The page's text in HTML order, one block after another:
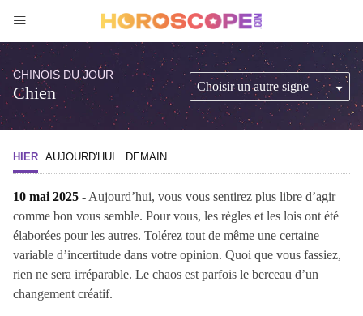
CHINOIS DU JOUR
Chien
HIER AUJOURD'HUI DEMAIN
10 mai 2025 - Aujourd’hui, vous vous sentirez plus libre d’agir
comme bon vous semble. Pour vous, les règles et les lois ont été
élaborées pour les autres. Tolérez tout de même une certaine
variable d’incertitude dans votre opinion. Quoi que vous fassiez,
rien ne sera irréparable. Le chaos est parfois le berceau d’un
changement créatif.